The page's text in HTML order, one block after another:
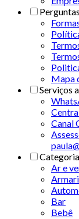
Mapa
Serviços
Canal
Ar e
Bar
Bebê